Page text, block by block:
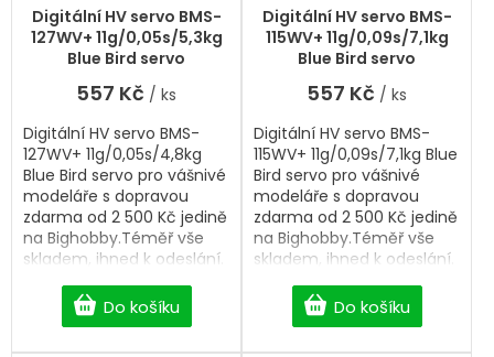
Digitální HV servo BMS-
127WV+ 11g/0,05s/5,3kg
Blue Bird servo
hodnocení
produktu
hvězdiček.
557 Kč / ks
Do košíku
Digitální HV servo BMS-
127WV+ 11g/0,05s/4,8kg
Blue Bird servo pro vášnivé
modeláře s dopravou
zdarma od 2 500 Kč jedině
na Bighobby.Téměř vše
skladem, ihned k odeslání.
Professional Digital HV
Digitální HV servo BMS-
115WV+ 11g/0,09s/7,1kg
Blue Bird servo
557 Kč / ks
Do košíku
Digitální HV servo BMS-
115WV+ 11g/0,09s/7,1kg Blue
Bird servo pro vášnivé
modeláře s dopravou
zdarma od 2 500 Kč jedině
na Bighobby.Téměř vše
skladem, ihned k odeslání.
Professional Digital HV